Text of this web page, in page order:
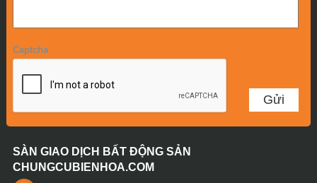
Captcha
SÀN GIAO DỊCH BẤT ĐỘNG SẢN
CHUNGCUBIENHOA.COM